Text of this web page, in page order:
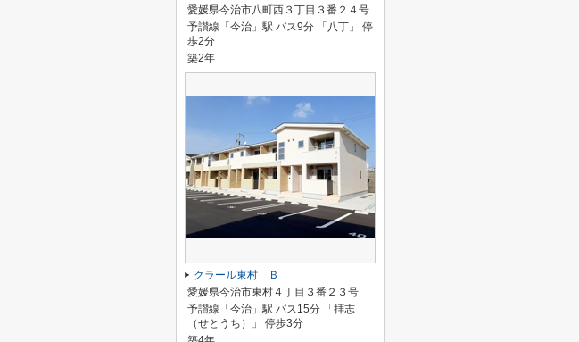
愛媛県今治市八町西３丁目３番２４号
予讃線「今治」駅 バス9分 「八丁」 停
歩2分
築2年
クラール東村 Ｂ
愛媛県今治市東村４丁目３番２３号
予讃線「今治」駅 バス15分 「拝志
（せとうち）」 停歩3分